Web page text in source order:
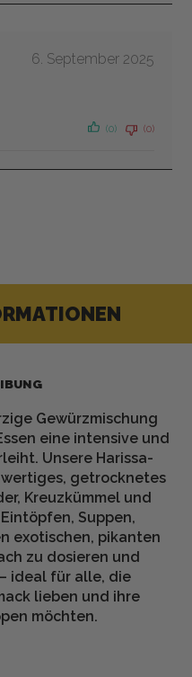
6. September 2025
(0) (0)
Gewürzmischung
eine intensive und
Unsere Harissa-
getrocknetes
Kreuzkümmel und
Suppen,
exotischen, pikanten
zu dosieren und
ideal für alle, die
lieben und ihre
möchten.